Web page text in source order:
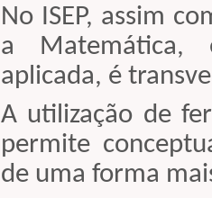
No ISEP, assim
a Matemática,
aplicada, é
A utilização de
permite
de uma forma